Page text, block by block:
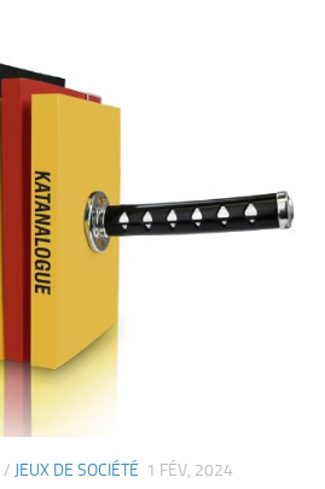
/ JEUX DE SOCIÉTÉ 1 FÉV, 2024